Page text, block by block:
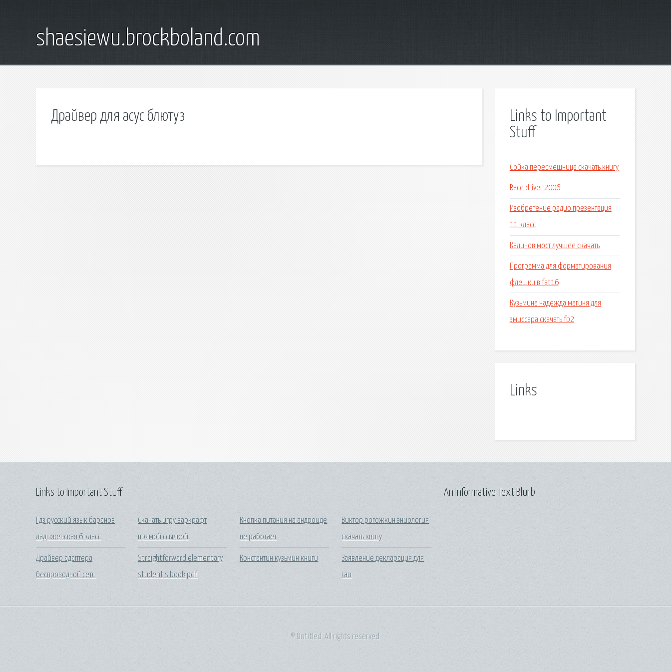
shaesiewu.brockboland.com
Драйвер для асус блютуз
Links to Important
Stuff
Сойка пересмешница скачать книгу
Race driver 2006
Изобретение радио презентация
11 класс
Калинов мост лучшее скачать
Программа для форматирования
флешки в fat16
Кузьмина надежда магиня для
эмиссара скачать fb2
Links
Links to Important Stuff
Гдз русский язык баранов
ладыженская 6 класс
Драйвер адаптера
беспроводной сети
Скачать игру варкрафт
прямой ссылкой
Straightforward elementary
student s book pdf
Кнопка питания на андроиде
не работает
Константин кузьмин книги
Виктор рогожкин эниология
скачать книгу
Заявление декларация для
гаи
An Informative Text Blurb
© Untitled. All rights reserved.